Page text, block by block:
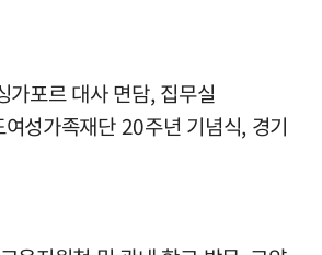
포르 대사 면담, 집무실
성가족재단 20주년 기념식, 경기